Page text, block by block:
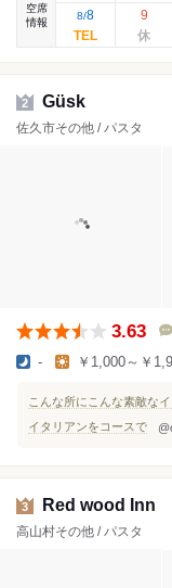
空席
情報
8/8 9
2 Güsk
佐久市その他 / パスタ
3.63
- ￥1,000～￥
こんな所にこんな素敵な
イタリアンをコースで
3 Red wood Inn
高山村その他 / パスタ